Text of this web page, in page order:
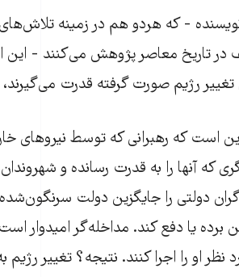
- که هردو هم در زمینه تلاش‌های
تاریخ معاصر پژوهش می‌کنند - این
رژیم صورت گرفته قدرت می‌گیرند،
است که رهبرانی که توسط نیروهای
که آنها را به قدرت رسانده و
دولتی را جایگزین دولت
برده یا دفع کند. مداخله‌گر امیدوار
او را اجرا کنند. نتیجه؟ تغییر